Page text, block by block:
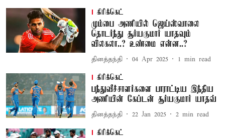
கிரிக்கெட்
மும்பை அணியில் ஜெய்ஸ்வாலை
தொடர்ந்து சூர்யகுமார் யாதவும்
விலகலா..? உண்மை என்ன..?
தினத்தந்தி 04 Apr 2025 1 min read
கிரிக்கெட்
பந்துவீச்சாளர்களை பாராட்டிய இந்திய
அணியின் கேப்டன் சூர்யகுமார் யாதவ்
தினத்தந்தி 22 Jan 2025 2 min read
கிரிக்கெட்